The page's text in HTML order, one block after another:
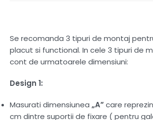
Se recomanda 3 tipuri de montaj
placut si functional. In cele 3 tipuri de
cont de urmatoarele dimensiuni:
Design 1:
Masurati dimensiunea „A”care
cm dintre suportii de fixare ( pentru